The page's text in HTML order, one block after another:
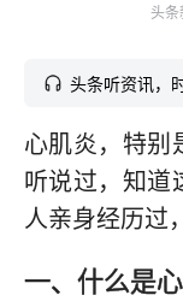
头条
头条听资讯，
心肌炎，特别
听说过，知道
人亲身经历过
一、什么是心